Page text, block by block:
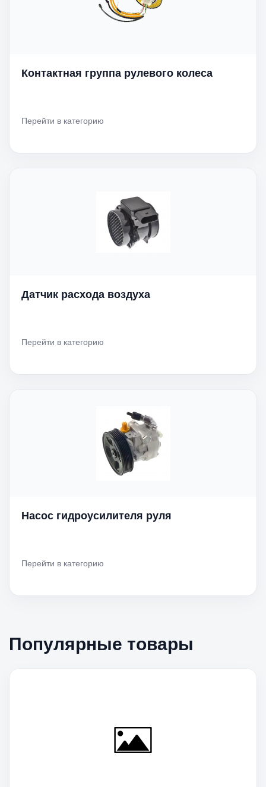
Контактная группа рулевого колеса
Перейти в категорию
Датчик расхода воздуха
Перейти в категорию
Насос гидроусилителя руля
Перейти в категорию
Популярные товары